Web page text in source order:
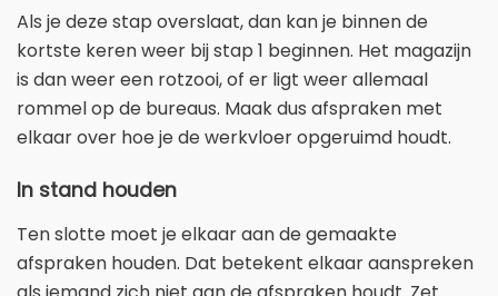
Als je deze stap overslaat, dan kan je binnen de
kortste keren weer bij stap 1 beginnen. Het magazijn
is dan weer een rotzooi, of er ligt weer allemaal
rommel op de bureaus. Maak dus afspraken met
elkaar over hoe je de werkvloer opgeruimd houdt.
In stand houden
Ten slotte moet je elkaar aan de gemaakte
afspraken houden. Dat betekent elkaar aanspreken